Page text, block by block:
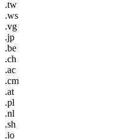
.tw
.ws
.vg
.jp
.be
.ch
.ac
.cm
.at
.pl
.nl
.sh
.io